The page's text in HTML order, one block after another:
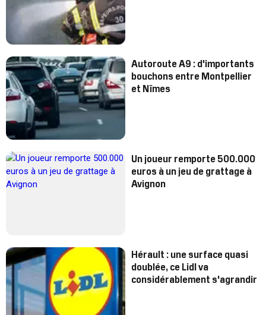
Autoroute A9 : d'importants
bouchons entre Montpellier
et Nîmes
Un joueur remporte 500.000
euros à un jeu de grattage à
Avignon
Hérault : une surface quasi
doublée, ce Lidl va
considérablement s'agrandir